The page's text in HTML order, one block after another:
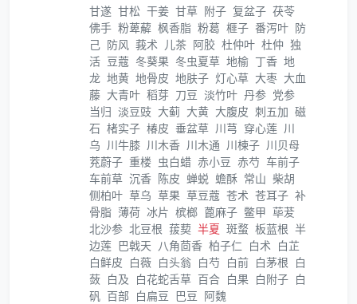
甘遂 甘松 干姜 甘草 附子 复盆子 茯苓
佛手 粉萆薢 枫香脂 粉葛 榧子 番泻叶 防
己 防风 莪术 儿茶 阿胶 杜仲叶 杜仲 独
活 豆蔻 冬葵果 冬虫夏草 地榆 丁香 地
龙 地黄 地骨皮 地肤子 灯心草 大枣 大血
藤 大青叶 稻芽 刀豆 淡竹叶 丹参 党参
当归 淡豆豉 大蓟 大黄 大腹皮 刺五加 磁
石 楮实子 椿皮 垂盆草 川芎 穿心莲 川
乌 川牛膝 川木香 川木通 川楝子 川贝母
茺蔚子 重楼 虫白蜡 赤小豆 赤芍 车前子
车前草 沉香 陈皮 蝉蜕 蟾酥 常山 柴胡
侧柏叶 草乌 草果 草豆蔻 苍术 苍耳子 补
骨脂 薄荷 冰片 槟榔 蓖麻子 鳖甲 荜茇
北沙参 北豆根 菝葜 半夏 斑蝥 板蓝根 半
边莲 巴戟天 八角茴香 柏子仁 白术 白芷
白鲜皮 白薇 白头翁 白芍 白前 白茅根 白
蔹 白及 白花蛇舌草 百合 白果 白附子 白
矾 百部 白扁豆 巴豆 阿魏